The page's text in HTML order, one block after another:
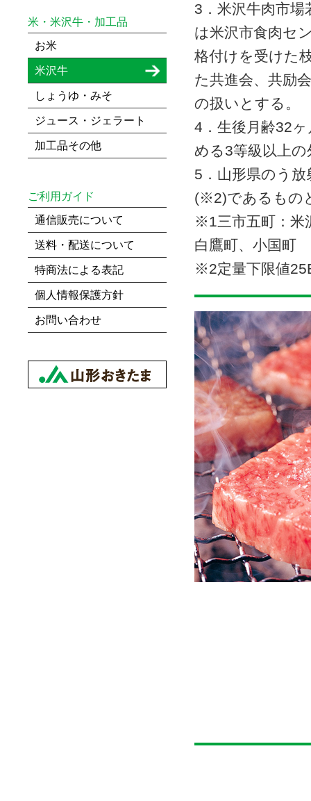
3．米沢牛肉市
は米沢市食肉セ
格付けを受けた
た共進会、共励
の扱いとする。
4．生後月齢32
める3等級以上
5．山形県のう
(※2)であるもの
※1三市五町：米
白鷹町、小国町
※2定量下限値
米・米沢牛・加工品
お米
米沢牛
しょうゆ・みそ
ジュース・ジェラート
加工品その他
ご利用ガイド
通信販売について
送料・配送について
特商法による表記
個人情報保護方針
お問い合わせ